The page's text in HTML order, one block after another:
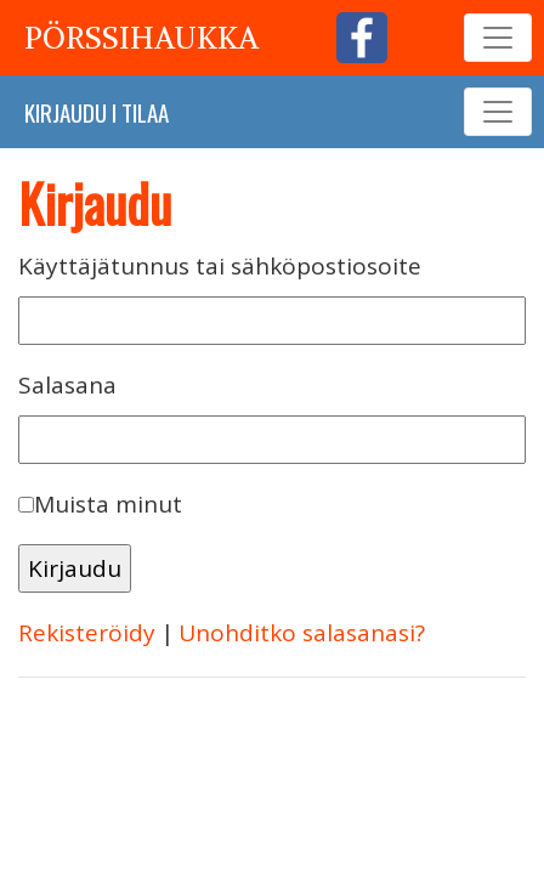
PÖRSSIHAUKKA
KIRJAUDU I TILAA
Kirjaudu
Käyttäjätunnus tai sähköpostiosoite
Salasana
Muista minut
Rekisteröidy | Unohditko salasanasi?